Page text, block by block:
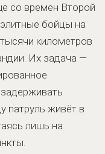
со времен Второй
бойцы на
километров
Их задача —
задерживать
патруль живёт в
лишь на